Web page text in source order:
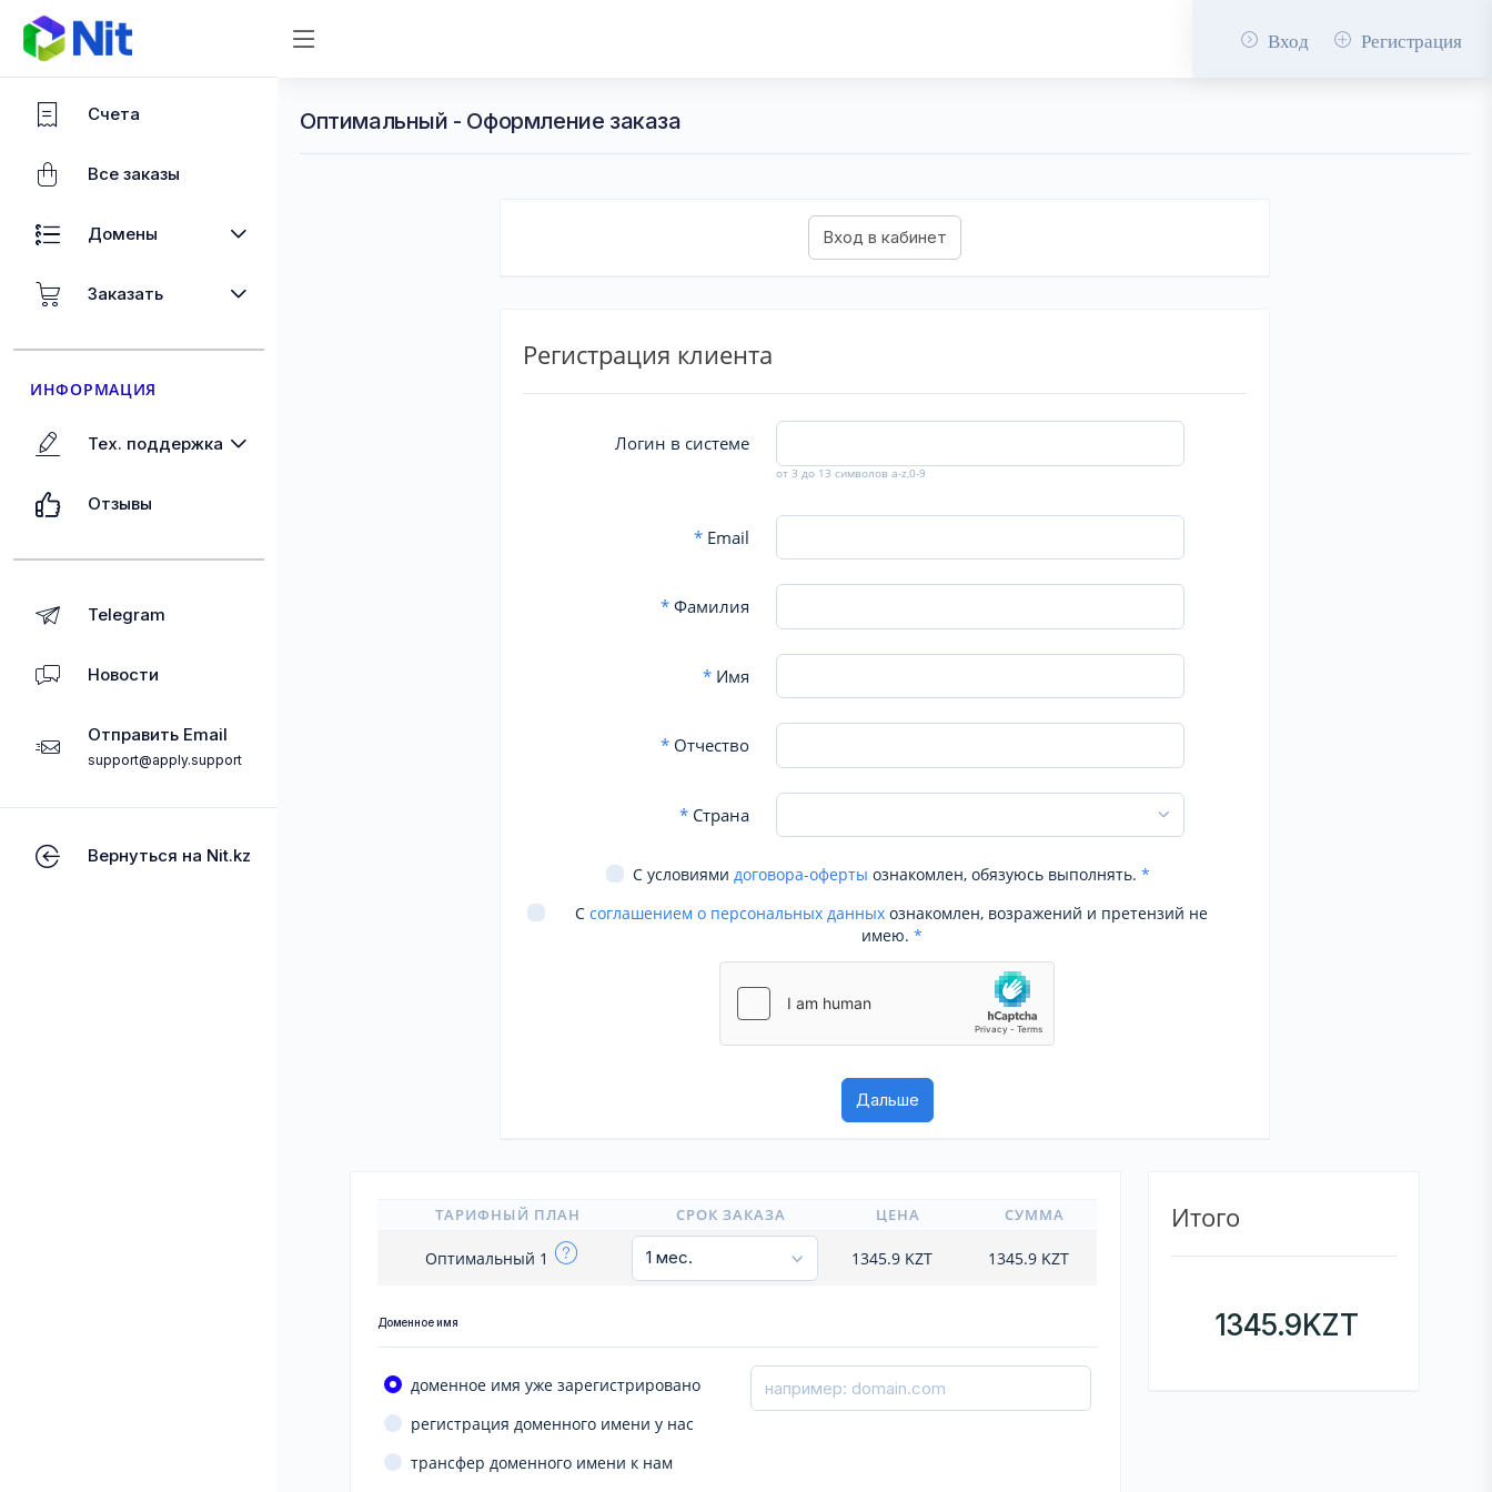
Вход Регистрация
Счета
Все заказы
Домены
Заказать
ИНФОРМАЦИЯ
Тех. поддержка
Отзывы
Telegram
Новости
Отправить Email
support@apply.support
Вернуться на Nit.kz
Оптимальный - Оформление заказа
Регистрация клиента
Логин в системе
от 3 до 13 символов a-z,0-9
*Email
*Фамилия
*Имя
*Отчество
*Страна
С условиями договора-оферты ознакомлен, обязуюсь выполнять. *
С соглашением о персональных данных ознакомлен, возражений и претензий не
имею. *
ТАРИФНЫЙ ПЛАН СРОК ЗАКАЗА ЦЕНА СУММА
Оптимальный 1 1345.9KZT 1345.9KZT
Доменное имя
доменное имя уже зарегистрировано
регистрация доменного имени у нас
трансфер доменного имени к нам
Итого
1345.9KZT